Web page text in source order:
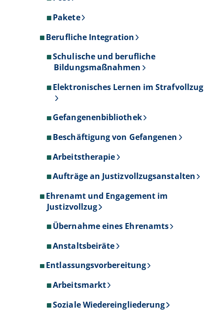
Pakete
Berufliche Integration
Schulische und berufliche
Bildungsmaßnahmen
Elektronisches Lernen im Strafvollzug
Gefangenenbibliothek
Beschäftigung von Gefangenen
Arbeitstherapie
Aufträge an Justizvollzugsanstalten
Ehrenamt und Engagement im
Justizvollzug
Übernahme eines Ehrenamts
Anstaltsbeiräte
Entlassungsvorbereitung
Arbeitsmarkt
Soziale Wiedereingliederung